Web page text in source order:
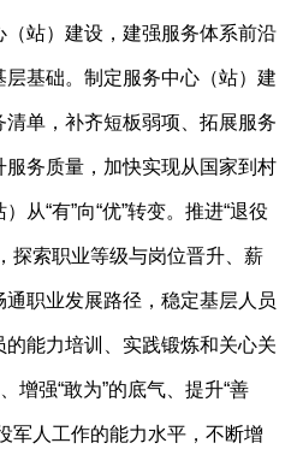
站）建设，建强服务体系前沿
基础。制定服务中心（站）建
单，补齐短板弱项、拓展服务
务质量，加快实现从国家到村
从“有”向“优”转变。推进“退役
探索职业等级与岗位晋升、薪
职业发展路径，稳定基层人员
能力培训、实践锻炼和关心关
增强“敢为”的底气、提升“善
军人工作的能力水平，不断增